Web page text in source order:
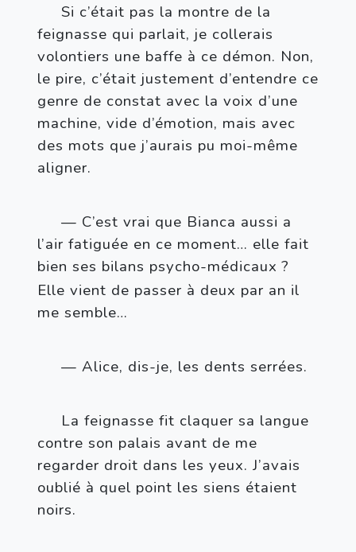
Si c’était pas la montre de la
feignasse qui parlait, je collerais
volontiers une baffe à ce démon. Non,
le pire, c’était justement d’entendre ce
genre de constat avec la voix d’une
machine, vide d’émotion, mais avec
des mots que j’aurais pu moi-même
aligner.
— C’est vrai que Bianca aussi a
l’air fatiguée en ce moment… elle fait
bien ses bilans psycho-médicaux ?
Elle vient de passer à deux par an il
me semble…
— Alice, dis-je, les dents serrées.
La feignasse fit claquer sa langue
contre son palais avant de me
regarder droit dans les yeux. J’avais
oublié à quel point les siens étaient
noirs.